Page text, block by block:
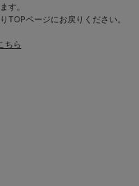
す。
TOPページにお戻りください。
ちら